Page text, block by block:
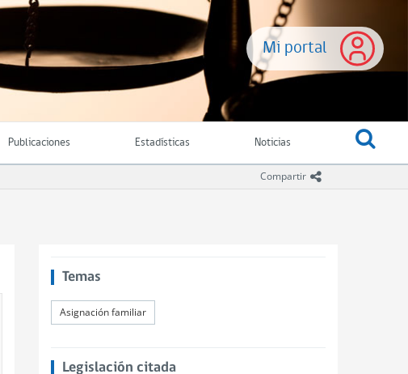
Mi portal
Publicaciones Estadísticas Noticias
Compartir icono compartir
Temas
Asignación familiar
Legislación citada